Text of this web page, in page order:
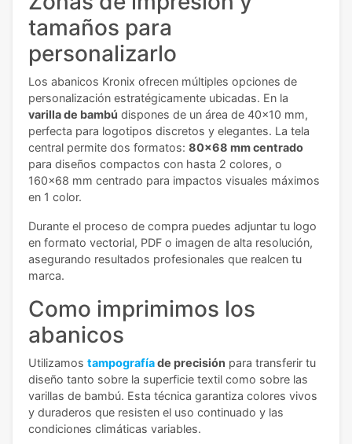
tamaños para
personalizarlo
Los abanicos Kronix ofrecen múltiples opciones de
personalización estratégicamente ubicadas. En la
varilla de bambú dispones de un área de 40x10 mm,
perfecta para logotipos discretos y elegantes. La tela
central permite dos formatos: 80x68 mm centrado
para diseños compactos con hasta 2 colores, o
160x68 mm centrado para impactos visuales máximos
en 1 color.
Durante el proceso de compra puedes adjuntar tu logo
en formato vectorial, PDF o imagen de alta resolución,
asegurando resultados profesionales que realcen tu
marca.
Como imprimimos los
abanicos
Utilizamos tampografíade precisión para transferir tu
diseño tanto sobre la superficie textil como sobre las
varillas de bambú. Esta técnica garantiza colores vivos
y duraderos que resisten el uso continuado y las
condiciones climáticas variables.